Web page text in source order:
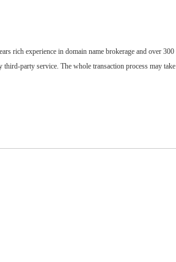
rich experience in domain name brokerage and over 300
party service. The whole transaction process may take